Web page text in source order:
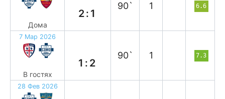
Дома
2:1
90` 1 6.6
7 Мар 2026
В гостях
1:2
90` 1 7.3
28 Фев 2026